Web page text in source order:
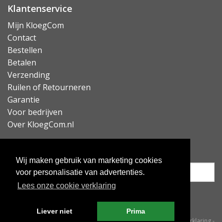
Wij maken gebruik van marketing cookies
voor personalisatie van advertenties.
Lees onze cookie verklaring
Liever niet Prima
Klantenservice
Mijn KloegCom
Contact
Bestellen
Betalen
Verzending
Ruilen of Retourneren
Garantie
Voor bedrijven
Over KloegCom.nl